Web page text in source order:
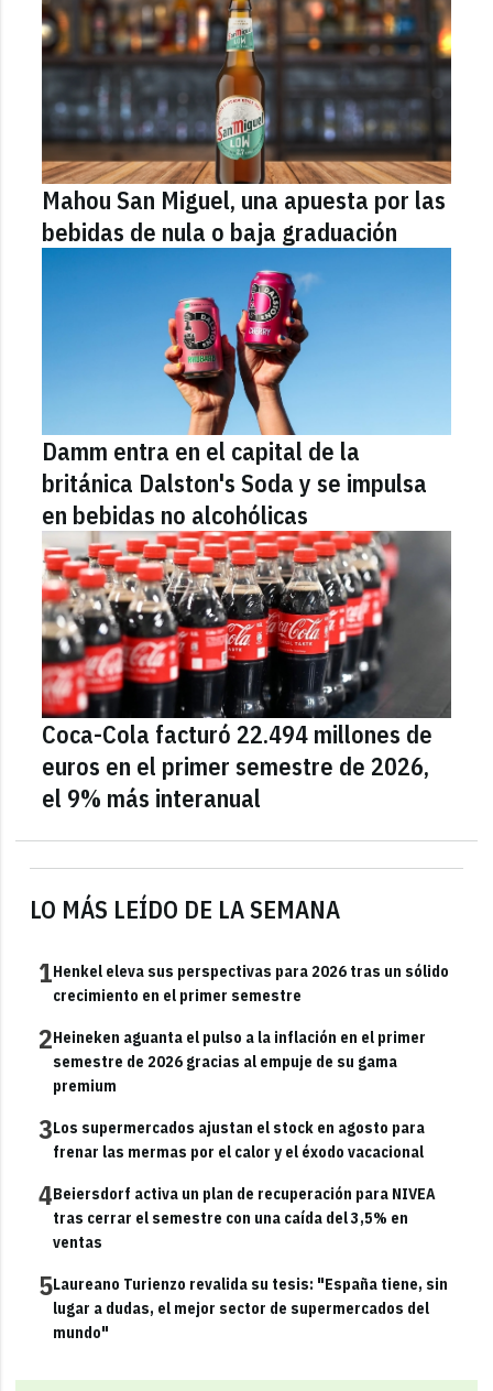
LO MÁS LEÍDO DE LA SEMANA
1Henkel eleva sus perspectivas para 2026 tras un sólido
crecimiento en el primer semestre
2Heineken aguanta el pulso a la inflación en el primer
semestre de 2026 gracias al empuje de su gama
premium
3Los supermercados ajustan el stock en agosto para
frenar las mermas por el calor y el éxodo vacacional
4Beiersdorf activa un plan de recuperación para NIVEA
tras cerrar el semestre con una caída del 3,5% en
ventas
5Laureano Turienzo revalida su tesis: "España tiene, sin
lugar a dudas, el mejor sector de supermercados del
mundo"
Mahou San Miguel, una apuesta por las
bebidas de nula o baja graduación
Damm entra en el capital de la
británica Dalston's Soda y se impulsa
en bebidas no alcohólicas
Coca-Cola facturó 22.494 millones de
euros en el primer semestre de 2026,
el 9% más interanual